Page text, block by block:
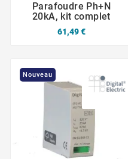
Parafoudre Ph+N
20kA, kit complet
61,49 €
Nouveau